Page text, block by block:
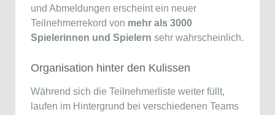
und Abmeldungen erscheint ein neuer
Teilnehmerrekord von mehr als 3000
Spielerinnen und Spielern sehr wahrscheinlich.
Organisation hinter den Kulissen
Während sich die Teilnehmerliste weiter füllt,
laufen im Hintergrund bei verschiedenen Teams